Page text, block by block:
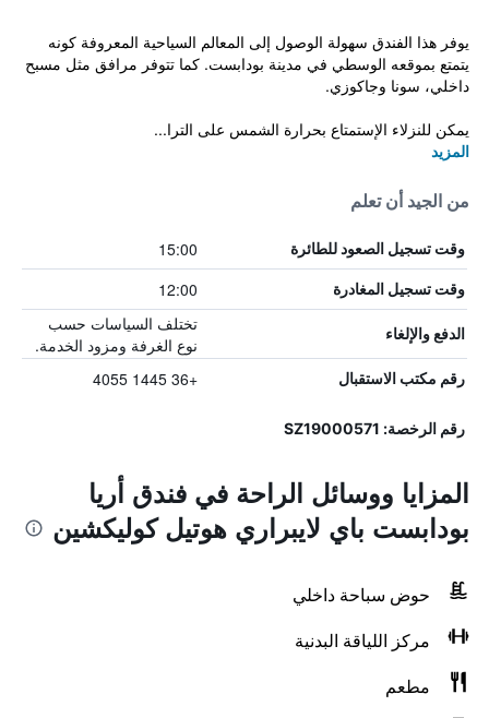
يوفر هذا الفندق سهولة الوصول إلى المعالم السياحية المعروفة كونه
يتمتع بموقعه الوسطي في مدينة بودابست. كما تتوفر مرافق مثل مسبح
داخلي، سونا وجاكوزي.
يمكن للنزلاء الإستمتاع بحرارة الشمس على الترا...
المزيد
من الجيد أن تعلم
وقت تسجيل الصعود للطائرة 15:00
وقت تسجيل المغادرة 12:00
الدفع والإلغاء
تختلف السياسات حسب
نوع الغرفة ومزود الخدمة.
رقم مكتب الاستقبال +36 1445 4055
رقم الرخصة: SZ19000571
المزايا ووسائل الراحة في فندق أريا
بودابست باي لايبراري هوتيل كوليكشين
حوض سباحة داخلي
مركز اللياقة البدنية
مطعم